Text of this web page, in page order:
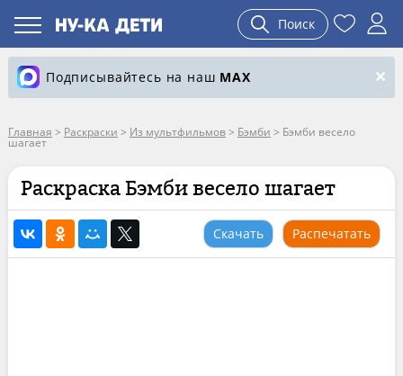
Поиск
Подписывайтесь на наш MAX
Главная > Раскраски > Из мультфильмов> Бэмби > Бэмби весело
шагает
Раскраска Бэмби весело шагает
Скачать Распечатать